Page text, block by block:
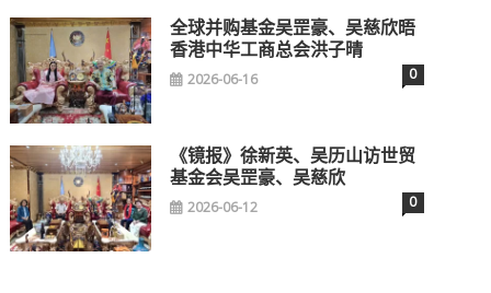
全球并购基金吴罡豪、吴慈欣晤
香港中华工商总会洪子晴
2026-06-16 0
《镜报》徐新英、吴历山访世贸
基金会吴罡豪、吴慈欣
2026-06-12 0